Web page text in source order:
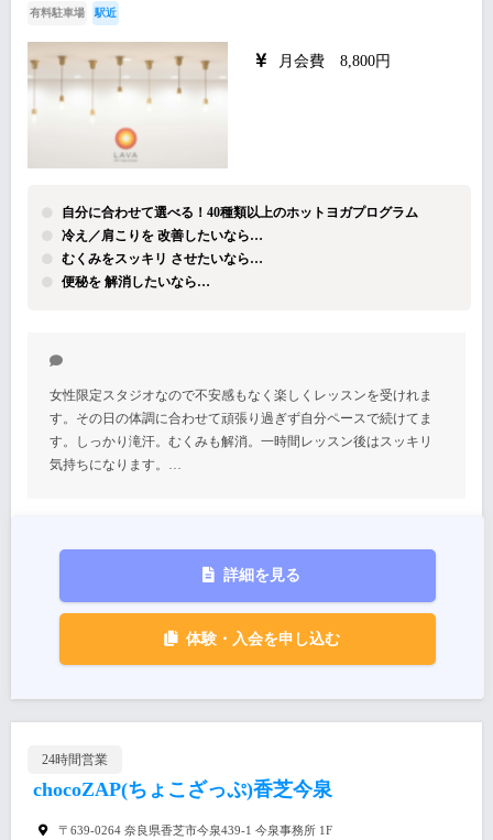
有料駐車場 駅近
月会費 8,800円
自分に合わせて選べる！40種類以上のホットヨガプログラム
冷え／肩こりを 改善したいなら…
むくみをスッキリ させたいなら…
便秘を 解消したいなら…
女性限定スタジオなので不安感もなく楽しくレッスンを受けれま
す。その日の体調に合わせて頑張り過ぎず自分ペースで続けてま
す。しっかり滝汗。むくみも解消。一時間レッスン後はスッキリ
気持ちになります。…
詳細を見る
体験・入会を申し込む
24時間営業
chocoZAP(ちょこざっぷ)香芝今泉
〒639-0264 奈良県香芝市今泉439-1 今泉事務所 1F